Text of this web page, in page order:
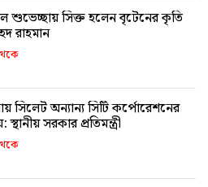
শুভেচ্ছায় সিক্ত হলেন বৃটেনের কৃতি
রাহমান
সিলেট অন্যান্য সিটি কর্পোরেশনের
সরকার প্রতিমন্ত্রী